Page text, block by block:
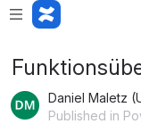
Daniel Maletz
Published in